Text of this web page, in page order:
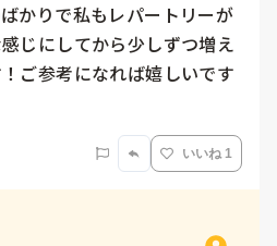
かりで私もレパートリーが
じにしてから少しずつ増え
ご参考になれば嬉しいです
いいね 1